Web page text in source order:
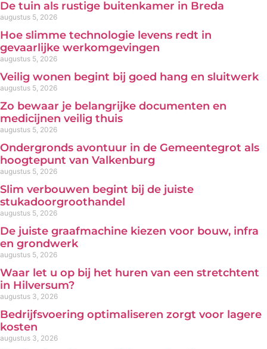
De tuin als rustige buitenkamer in Breda
augustus 5, 2026
Hoe slimme technologie levens redt in
gevaarlijke werkomgevingen
augustus 5, 2026
Veilig wonen begint bij goed hang en sluitwerk
augustus 5, 2026
Zo bewaar je belangrijke documenten en
medicijnen veilig thuis
augustus 5, 2026
Ondergronds avontuur in de Gemeentegrot als
hoogtepunt van Valkenburg
augustus 5, 2026
Slim verbouwen begint bij de juiste
stukadoorgroothandel
augustus 5, 2026
De juiste graafmachine kiezen voor bouw, infra
en grondwerk
augustus 5, 2026
Waar let u op bij het huren van een stretchtent
in Hilversum?
augustus 3, 2026
Bedrijfsvoering optimaliseren zorgt voor lagere
kosten
augustus 3, 2026